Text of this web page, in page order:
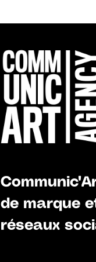
de marque
réseaux